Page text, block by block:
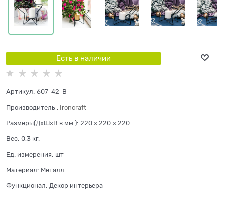
Есть в наличии
Артикул: 607-42-B
Производитель : Ironcraft
Размеры(ДхШхВ в мм.): 220 x 220 x 220
Вес: 0,3 кг.
Ед. измерения: шт
Материал: Металл
Функционал: Декор интерьера